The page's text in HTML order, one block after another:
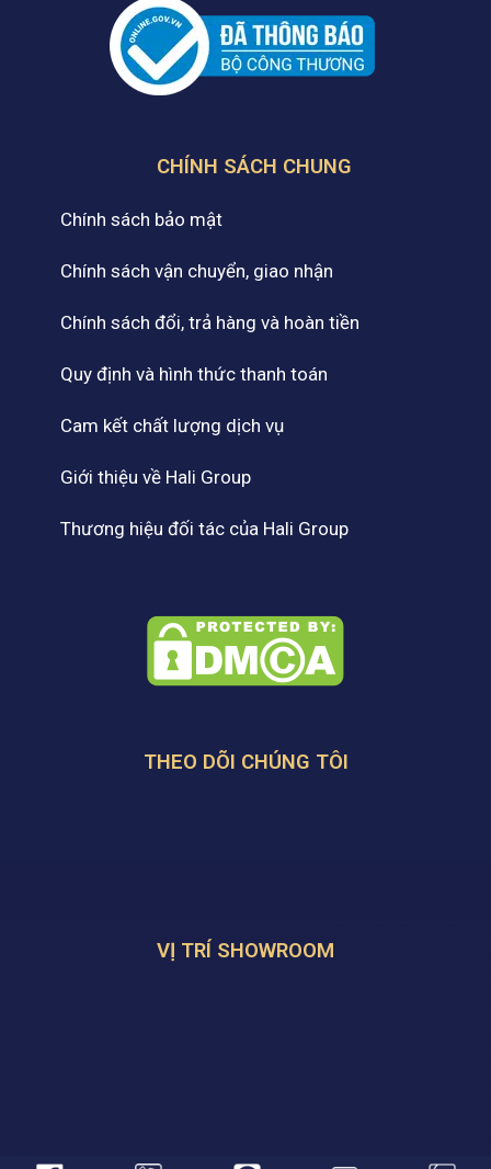
CHÍNH SÁCH CHUNG
Chính sách bảo mật
Chính sách vận chuyển, giao nhận
Chính sách đổi, trả hàng và hoàn tiền
Quy định và hình thức thanh toán
Cam kết chất lượng dịch vụ
Giới thiệu về Hali Group
Thương hiệu đối tác của Hali Group
THEO DÕI CHÚNG TÔI
VỊ TRÍ SHOWROOM